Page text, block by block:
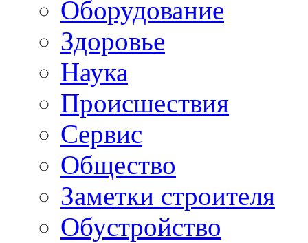
Oборудование
Здоровье
Наука
Происшествия
Сервис
Общество
Заметки строителя
Обустройство